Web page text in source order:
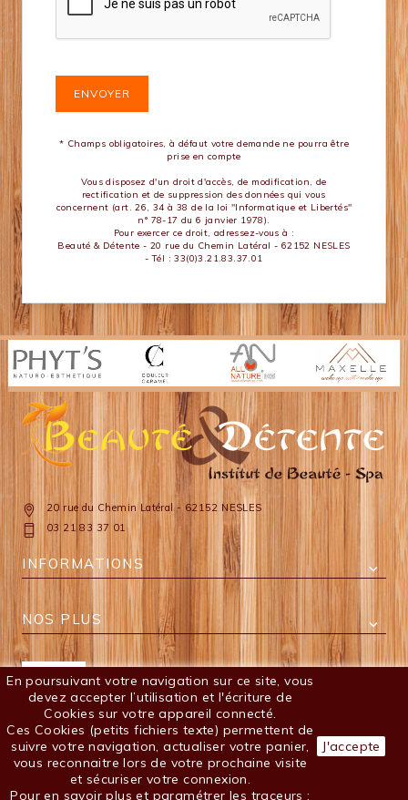
* Champs obligatoires, à défaut votre demande ne pourra être
prise en compte
Vous disposez d'un droit d'accès, de modification, de
rectification et de suppression des données qui vous
concernent (art. 26, 34 à 38 de la loi "Informatique et Libertés"
n° 78-17 du 6 janvier 1978).
Pour exercer ce droit, adressez-vous à :
Beauté & Détente - 20 rue du Chemin Latéral - 62152 NESLES
- Tél : 33(0)3.21.83.37.01
20 rue du Chemin Latéral - 62152 NESLES
03 21 83 37 01
INFORMATIONS 
NOS PLUS 
FACEBOOK
VOTRE COMPTE
En poursuivant votre navigation sur ce site, vous
devez accepter l’utilisation et l'écriture de
Cookies sur votre appareil connecté.
Ces Cookies (petits fichiers texte) permettent de
suivre votre navigation, actualiser votre panier,
vous reconnaitre lors de votre prochaine visite
et sécuriser votre connexion.
Pour en savoir plus et paramétrer les traceurs :
J'accepte